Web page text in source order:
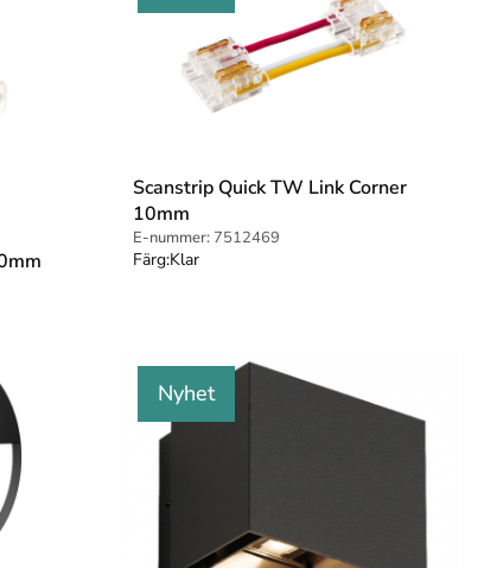
Scanstrip Quick TW Link Corner
10mm
E-nummer: 7512469
Färg:Klar
Nyhet